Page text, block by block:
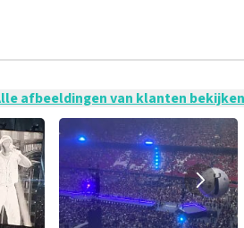
achter te laten als je geen tickets
afbeeldingen van klanten bekijken